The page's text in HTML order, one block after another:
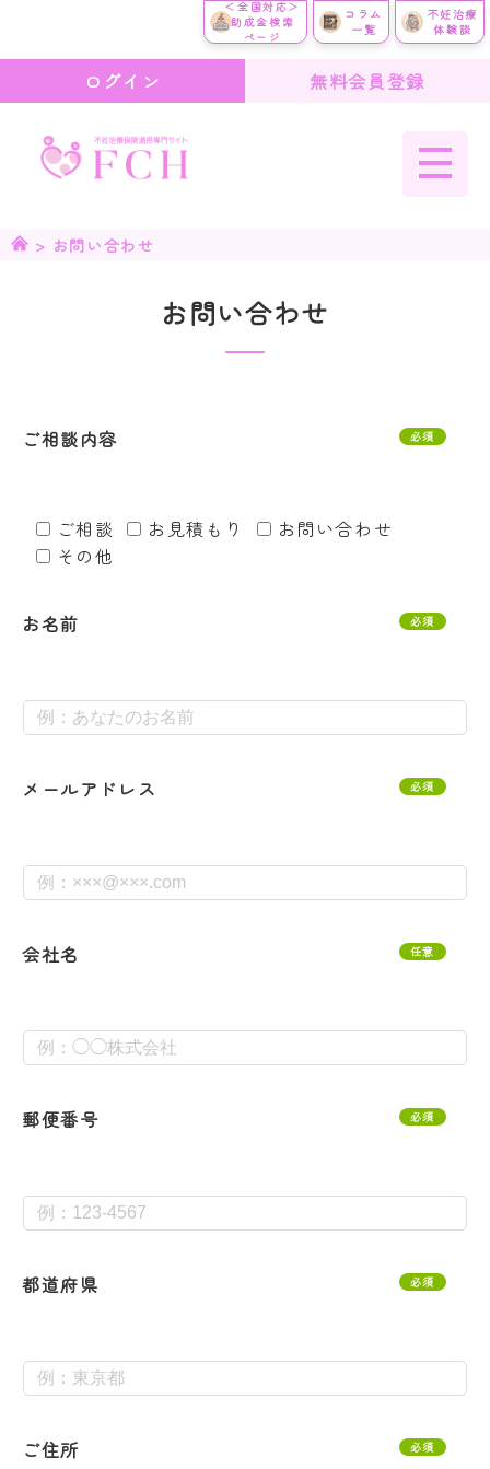
＜全国対応＞
助成金検索
ページ
コラム
一覧
不妊治療
体験談
ログイン 無料会員登録
> お問い合わせ
お問い合わせ
必須
ご相談内容
ご相談 お見積もり
お問い合わせ
その他
必須
お名前
必須
メールアドレス
任意
会社名
必須
郵便番号
必須
都道府県
必須
ご住所